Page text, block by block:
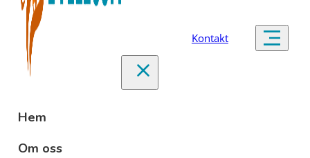
Kontakt
Hem
Om oss